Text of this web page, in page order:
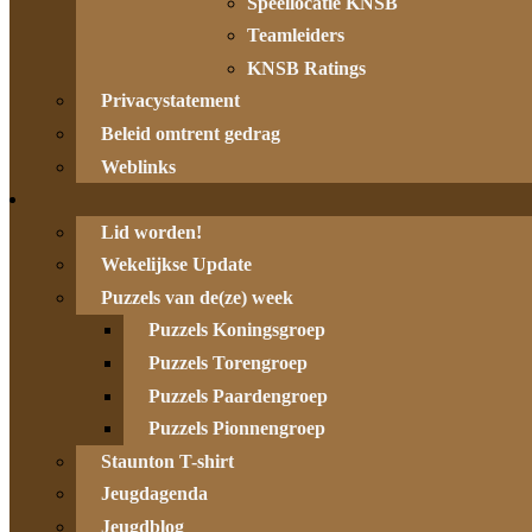
Teamleiders
KNSB Ratings
Privacystatement
Beleid omtrent gedrag
Weblinks
Lid worden!
Wekelijkse Update
Puzzels van de(ze) week
Puzzels Koningsgroep
Puzzels Torengroep
Puzzels Paardengroep
Puzzels Pionnengroep
Staunton T-shirt
Jeugdagenda
Jeugdblog